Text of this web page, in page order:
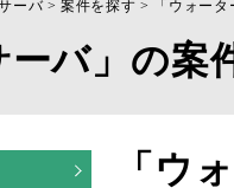
ーバ 案件を探す 「ウォー
ーバ」の案
「ウ